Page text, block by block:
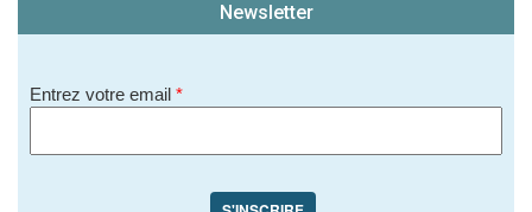
Newsletter
Entrez votre email *